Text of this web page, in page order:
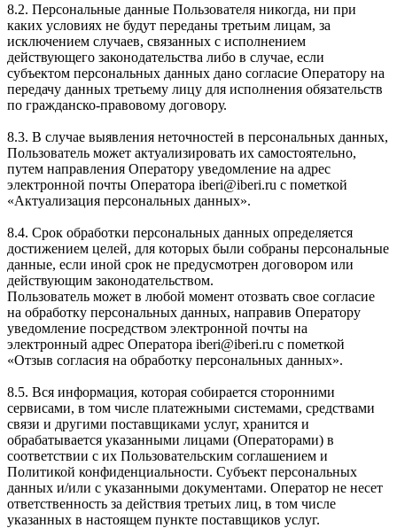
8.2. Персональные данные Пользователя никогда, ни при
каких условиях не будут переданы третьим лицам, за
исключением случаев, связанных с исполнением
действующего законодательства либо в случае, если
субъектом персональных данных дано согласие Оператору на
передачу данных третьему лицу для исполнения обязательств
по гражданско-правовому договору.
8.3. В случае выявления неточностей в персональных данных,
Пользователь может актуализировать их самостоятельно,
путем направления Оператору уведомление на адрес
электронной почты Оператора iberi@iberi.ru с пометкой
«Актуализация персональных данных».
8.4. Срок обработки персональных данных определяется
достижением целей, для которых были собраны персональные
данные, если иной срок не предусмотрен договором или
действующим законодательством.
Пользователь может в любой момент отозвать свое согласие
на обработку персональных данных, направив Оператору
уведомление посредством электронной почты на
электронный адрес Оператора iberi@iberi.ru с пометкой
«Отзыв согласия на обработку персональных данных».
8.5. Вся информация, которая собирается сторонними
сервисами, в том числе платежными системами, средствами
связи и другими поставщиками услуг, хранится и
обрабатывается указанными лицами (Операторами) в
соответствии с их Пользовательским соглашением и
Политикой конфиденциальности. Субъект персональных
данных и/или с указанными документами. Оператор не несет
ответственность за действия третьих лиц, в том числе
указанных в настоящем пункте поставщиков услуг.